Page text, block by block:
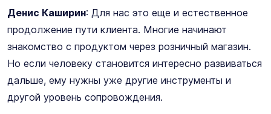
Денис Каширин: Для нас это еще и естественное
продолжение пути клиента. Многие начинают
знакомство с продуктом через розничный магазин.
Но если человеку становится интересно развиваться
дальше, ему нужны уже другие инструменты и
другой уровень сопровождения.